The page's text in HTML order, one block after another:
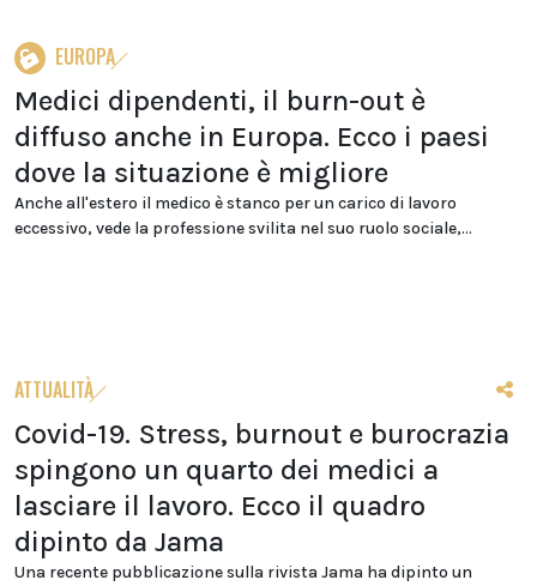
EUROPA
Medici dipendenti, il burn-out è
diffuso anche in Europa. Ecco i paesi
dove la situazione è migliore
Anche all'estero il medico è stanco per un carico di lavoro
eccessivo, vede la professione svilita nel suo ruolo sociale,...
ATTUALITÀ
Covid-19. Stress, burnout e burocrazia
spingono un quarto dei medici a
lasciare il lavoro. Ecco il quadro
dipinto da Jama
Una recente pubblicazione sulla rivista Jama ha dipinto un